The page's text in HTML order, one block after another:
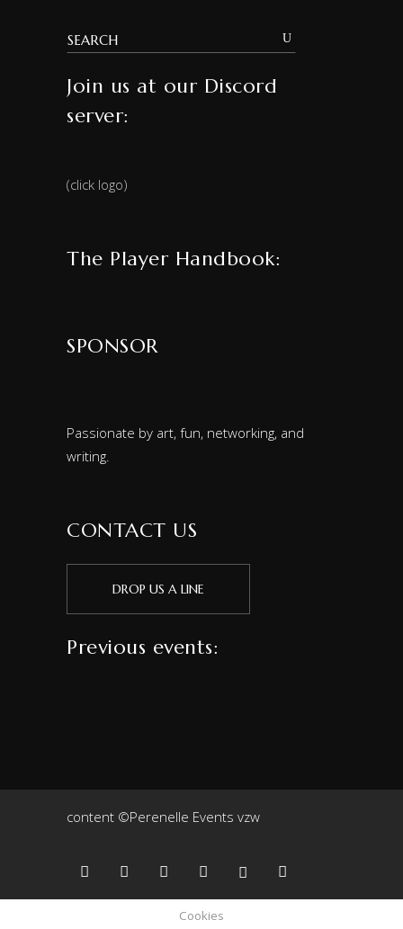
Join us at our Discord
server:
(click logo)
The Player Handbook:
SPONSOR
Passionate by art, fun, networking, and
writing.
CONTACT US
DROP US A LINE
Previous events:
content ©Perenelle Events vzw
Cookies